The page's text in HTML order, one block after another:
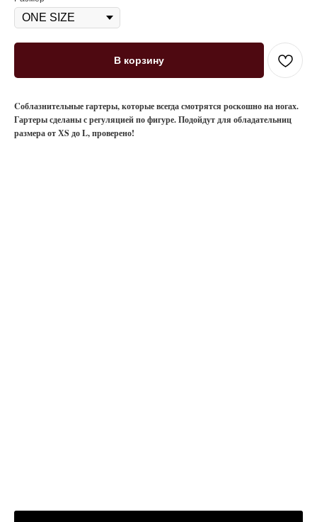
В корзину
Cоблазнительные гартеры, которые всегда смотрятся роскошно на ногах.
Гартеры сделаны с регуляцией по фигуре. Подойдут для обладательниц
размера от ХS до L, проверено!